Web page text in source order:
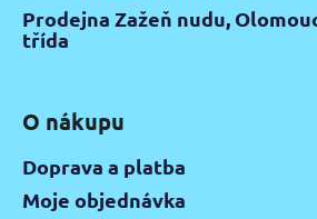
Prodejna Zažeň nudu,
třída
O nákupu
Doprava a platba
Moje objednávka